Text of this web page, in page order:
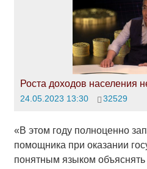
Роста доходов населения
24.05.2023 13:30 32529
«В этом году полноценно
помощника при оказании
понятным языком объяснять